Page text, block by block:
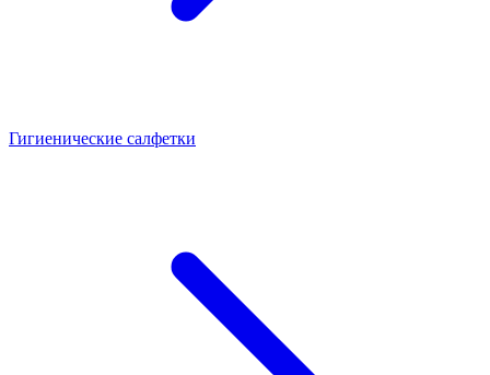
Гигиенические салфетки